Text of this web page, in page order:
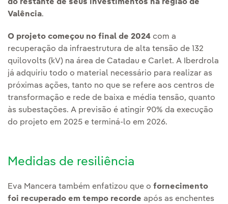
do restante de seus investimentos na região de
Valência.
O projeto começou no final de 2024 com a
recuperação da infraestrutura de alta tensão de 132
quilovolts (kV) na área de Catadau e Carlet. A Iberdrola
já adquiriu todo o material necessário para realizar as
próximas ações, tanto no que se refere aos centros de
transformação e rede de baixa e média tensão, quanto
às subestações. A previsão é atingir 90% da execução
do projeto em 2025 e terminá-lo em 2026.
Medidas de resiliência
Eva Mancera também enfatizou que o fornecimento
foi recuperado em tempo recorde após as enchentes